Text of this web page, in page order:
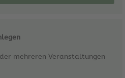
mehreren Veranstaltungen